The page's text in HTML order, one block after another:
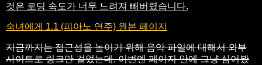
것은 로딩 속도가 너무 느려져 빼버렸습니다.
숙녀에게 1.1 (피아노 연주) 원본 페이지
지금까지는 접근성을 높이기 위해 음악 파일에 대해서 외부
사이트로 링크만 걸었는데, 이번엔 페이지 안에 그냥 심어봤